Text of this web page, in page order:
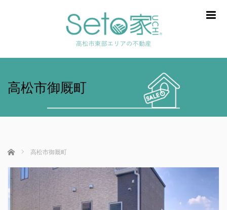
高松市御厩町
ホーム 高松市御厩町